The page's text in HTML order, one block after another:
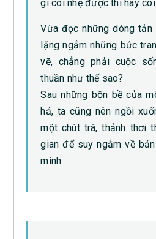
gì coi nhẹ được thì hãy
Vừa đọc những dòng tản
lặng ngắm những bức
vẽ, chẳng phải cuộc
thuần như thế sao?
Sau những bộn bề của
hả, ta cũng nên ngồi
một chút trà, thảnh thơi
gian để suy ngẫm về
mình.